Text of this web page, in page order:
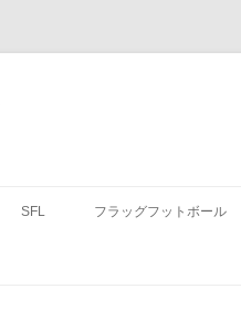
SFL フラッグフットボール